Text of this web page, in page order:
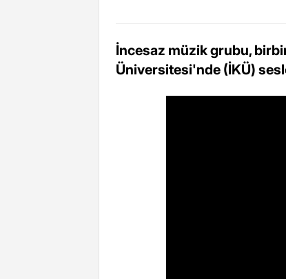
İncesaz müzik grubu,
Üniversitesi'nde (İKÜ)